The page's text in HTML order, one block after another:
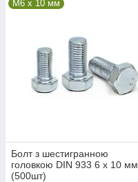
М6 x 10 мм
Болт з шестигранною
головкою DIN 933 6 х 10 мм
(500шт)